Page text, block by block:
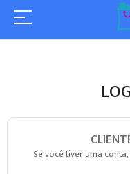
Se você tiver uma